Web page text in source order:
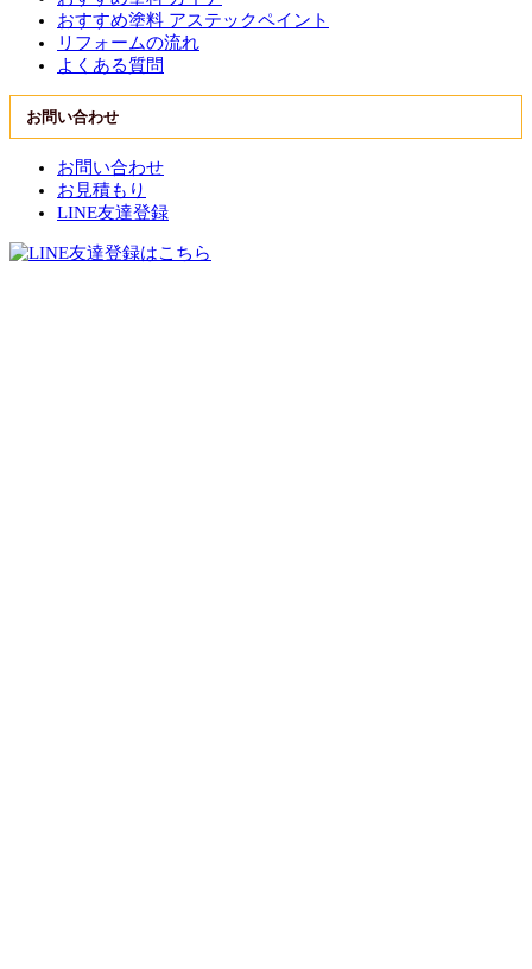
おすすめ塗料 アステックペイント
リフォームの流れ
よくある質問
お問い合わせ
お問い合わせ
お見積もり
LINE友達登録